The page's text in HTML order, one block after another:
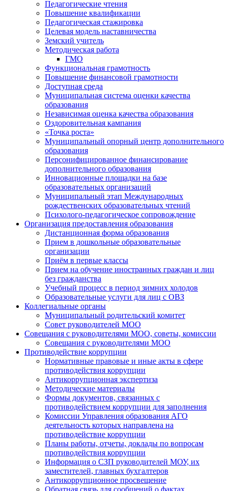
Педагогические чтения
Повышение квалификации
Педагогическая стажировка
Целевая модель наставничества
Земский учитель
Методическая работа
ГМО
Функциональная грамотность
Повышение финансовой грамотности
Доступная среда
Муниципальная система оценки качества
образования
Независимая оценка качества образования
Оздоровительная кампания
«Точка роста»
Муниципальный опорный центр дополнительного
образования
Персонифицированное финансирование
дополнительного образования
Инновационные площадки на базе
образовательных организаций
Муниципальный этап Международных
рождественских образовательных чтений
Психолого-педагогическое сопровождение
Организация предоставления образования
Дистанционная форма образования
Прием в дошкольные образовательные
организации
Приём в первые классы
Прием на обучение иностранных граждан и лиц
без гражданства
Учебный процесс в период зимних холодов
Образовательные услуги для лиц с ОВЗ
Коллегиальные органы
Муниципальный родительский комитет
Совет руководителей МОО
Совещания с руководителями МОО, советы, комиссии
Совещания с руководителями МОО
Противодействие коррупции
Нормативные правовые и иные акты в сфере
противодействия коррупции
Антикоррупционная экспертиза
Методические материалы
Формы документов, связанных с
противодействием коррупции для заполнения
Комиссии Управления образования АГО
деятельность которых направлена на
противодействие коррупции
Планы работы, отчеты, доклады по вопросам
противодействия коррупции
Информация о СЗП руководителей МОУ, их
заместителей, главных бухгалтеров
Антикоррупционное просвещение